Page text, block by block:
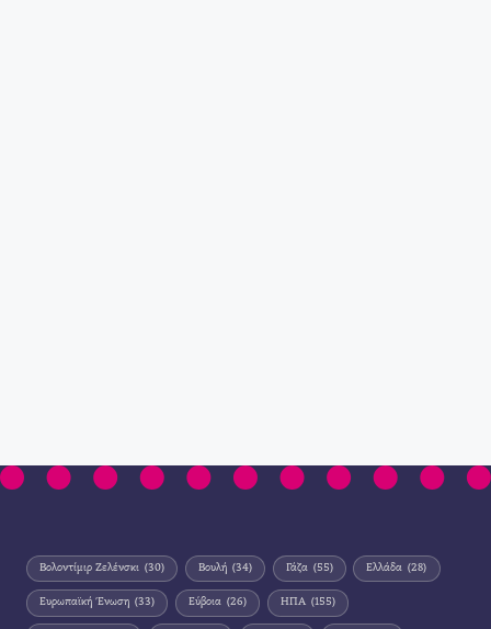
Βολοντίμιρ Ζελένσκι (30) Βουλή (34) Γάζα (55) Ελλάδα (28)
Ευρωπαϊκή Ένωση (33) Εύβοια (26) ΗΠΑ (155)